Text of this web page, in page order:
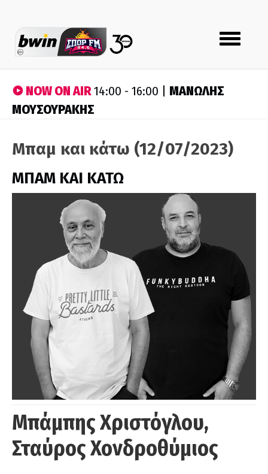
Toggle
navigation
NOW ON AIR14:00 - 16:00 | ΜΑΝΩΛΗΣ
ΜΟΥΣΟΥΡΑΚΗΣ
Μπαμ και κάτω (12/07/2023)
ΜΠΑΜ ΚΑΙ ΚΑΤΩ
Μπάμπης Χριστόγλου,
Σταύρος Χονδροθύμιος